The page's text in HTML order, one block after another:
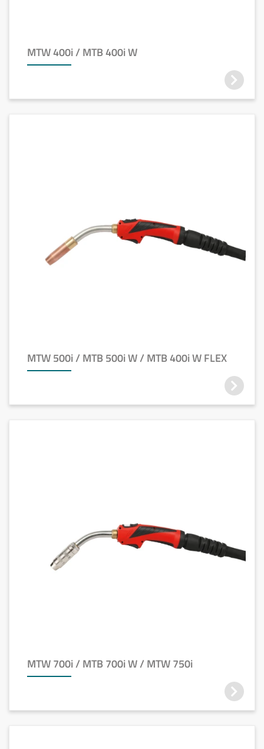
MTW 400i / MTB 400i W
MTW 500i / MTB 500i W / MTB 400i W FLEX
MTW 700i / MTB 700i W / MTW 750i